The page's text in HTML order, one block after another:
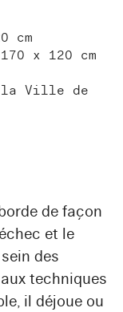
cm
x 120 cm
la Ville de
de façon
et le
des
techniques
il déjoue ou